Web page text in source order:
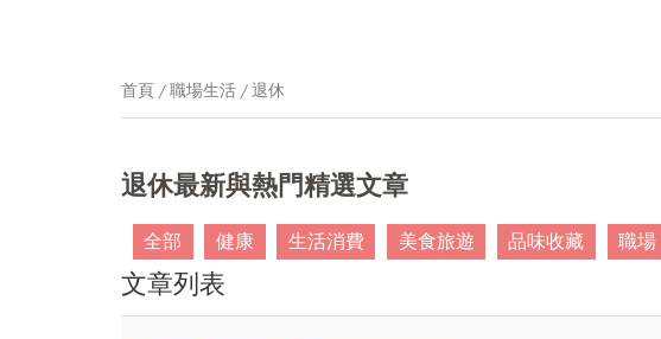
首頁 職場生活 退休
退休最新與熱門精選文章
全部 健康 生活消費 美食旅遊 品味收藏 職場
文章列表